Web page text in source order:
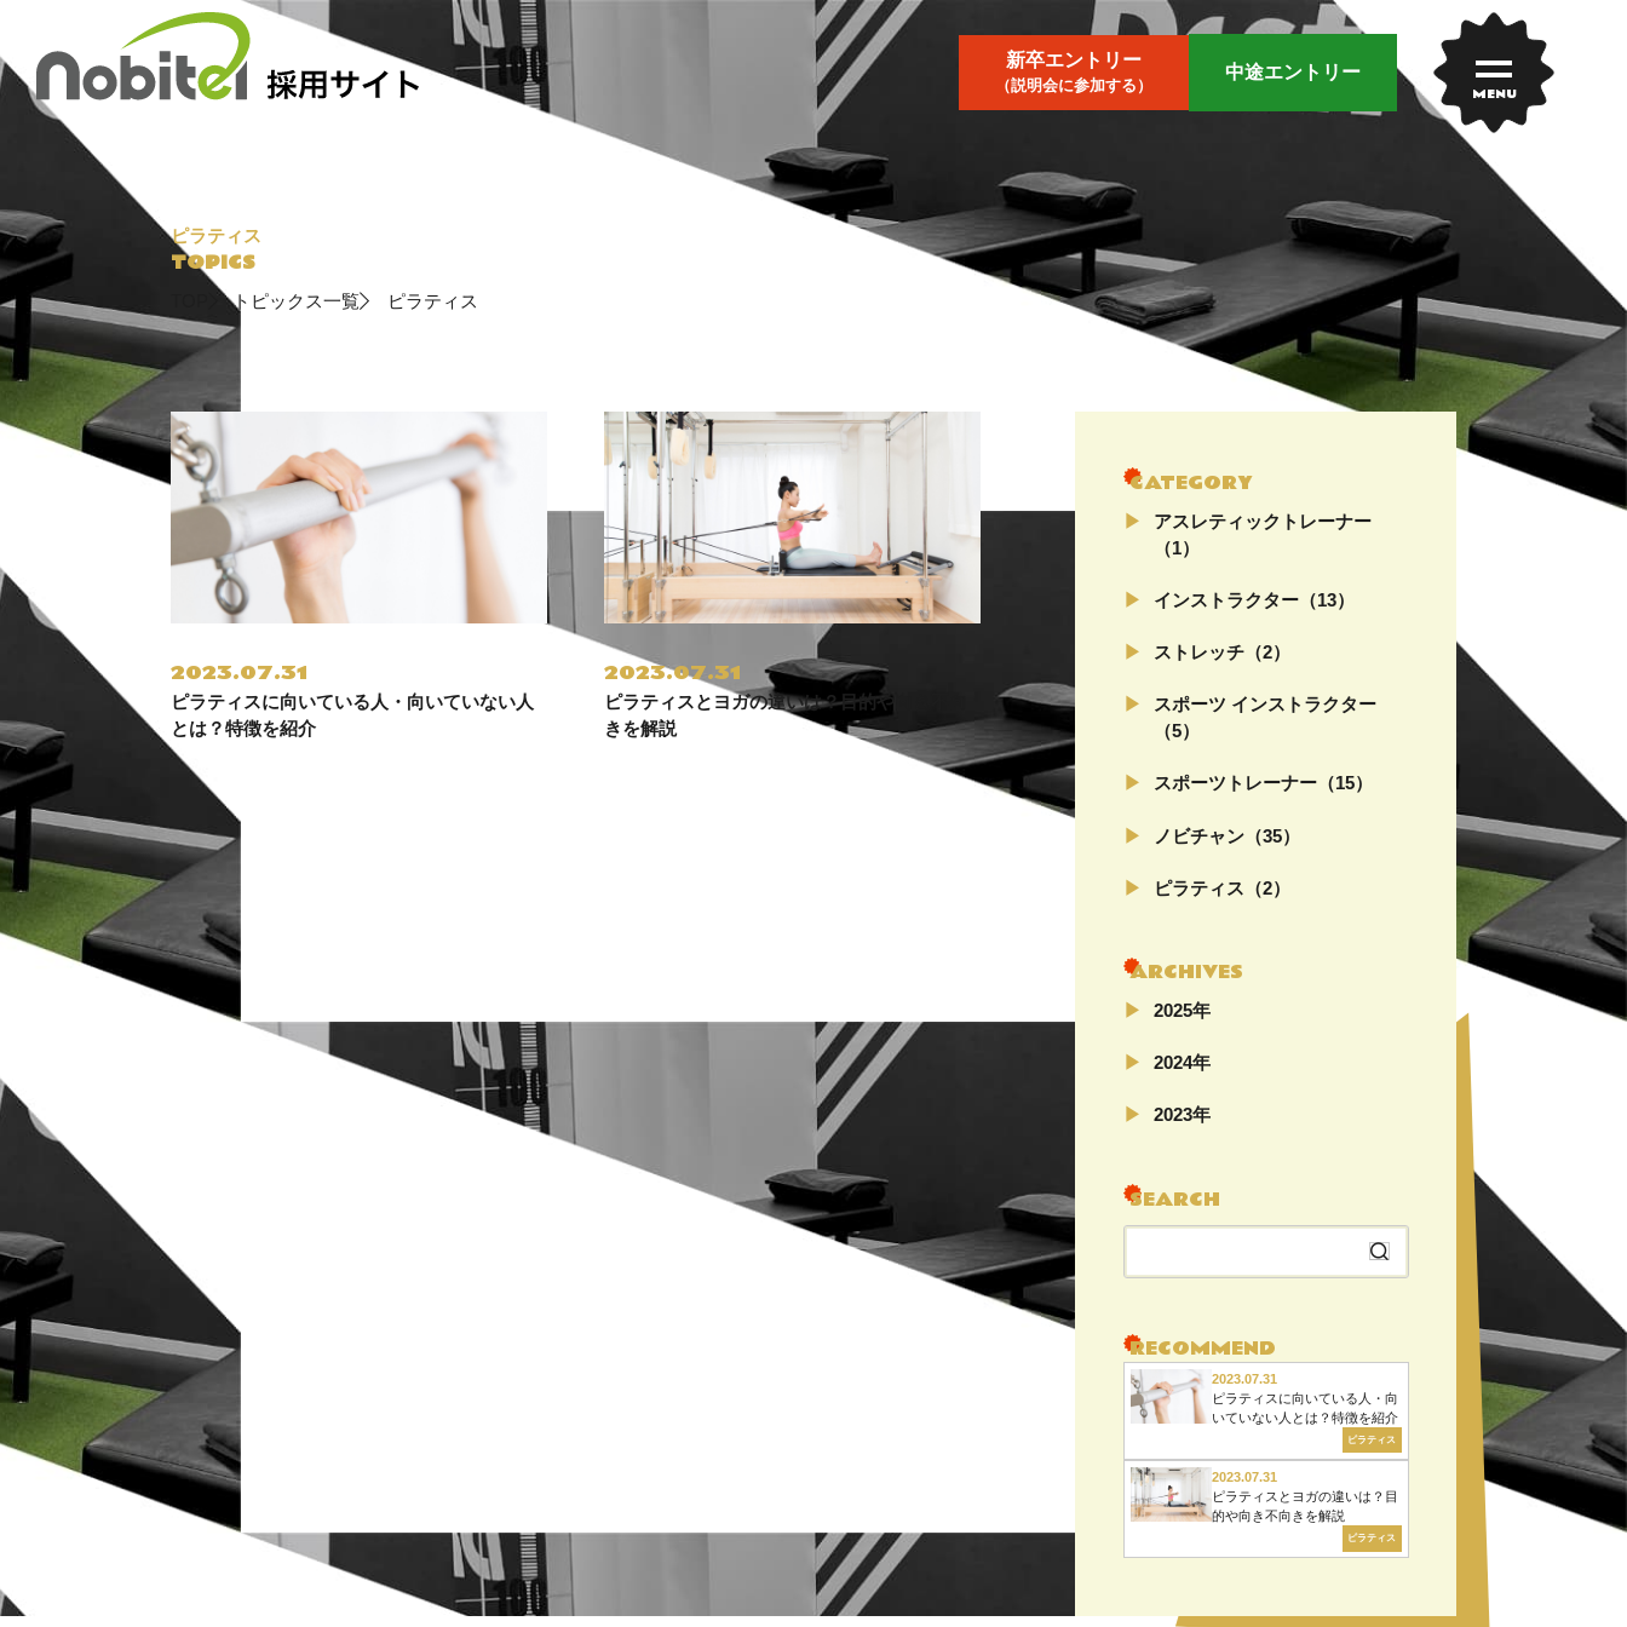
content
新卒エントリー
（説明会に参加する）
中途エントリー
MENU
トピックス一覧 ピラティス
ピラティス
2023.07.31
ピラティスに向いている人・向いていない人
とは？特徴を紹介
2023.07.31
ピラティスとヨガの違いは？目的や向き不向
きを解説
CATEGORY
アスレティックトレーナー
（1）
インストラクター（13）
ストレッチ（2）
スポーツ インストラクター
（5）
スポーツトレーナー（15）
ノビチャン（35）
ピラティス（2）
ARCHIVES
2025年
2024年
2023年
07月（6）
06月（6）
SEARCH
検
索
RECOMMEND
2023.07.31
ピラティスに向いている人・向
いていない人とは？特徴を紹介
ピラティス
2023.07.31
ピラティスとヨガの違いは？目
的や向き不向きを解説
ピラティス